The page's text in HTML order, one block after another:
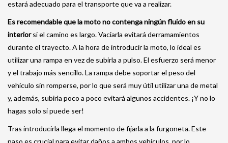
estará adecuado para el transporte que va a realizar.
Es recomendable que la moto no contenga ningún fluido en su
interiorsi el camino es largo. Vaciarla evitará derramamientos
durante el trayecto. A la hora de introducir la moto, lo ideal es
utilizar una rampa en vez de subirla a pulso. El esfuerzo será menor
y el trabajo más sencillo. La rampa debe soportar el peso del
vehículo sin romperse, por lo que será muy útil utilizar una de metal
y, además, subirla poco a poco evitará algunos accidentes. ¡Y no lo
hagas solo si puede ser!
Tras introducirla llega el momento de fijarla a la furgoneta. Este
paso es crucial para evitar daños a ambos vehículos, por lo